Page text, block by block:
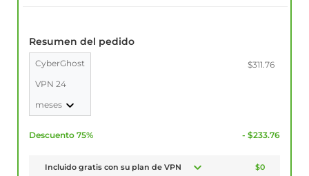
Resumen del pedido
CyberGhost
VPN 24
meses
$311.76
Descuento 75% - $233.76
Incluido gratis con su plan de VPN $0